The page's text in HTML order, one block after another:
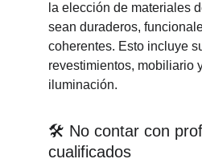
la elección de materiales
sean duraderos,
coherentes. Esto incluye
revestimientos, mobiliario
iluminación.
🛠️ No contar con
cualificados